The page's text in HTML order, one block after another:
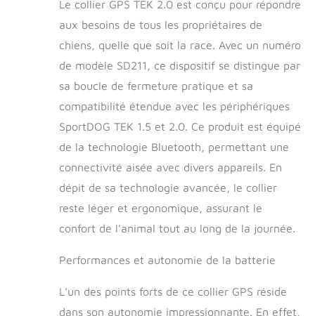
profondeur Pour les
chiens de 3 kg ou
plus avec un cou de
27 cm à 58 cm.
Compatible avec les
systèmes TEK 2.0
Compatible avec les
systèmes TEK 2.0
(TEK-V2LT et TEK-
V2L) et TEK 1.5
(TEK-V1.5LT et TEK-
V1.5L)
Le collier GPS TEK 2.0 est conçu pour répondre
aux besoins de tous les propriétaires de
chiens, quelle que soit la race. Avec un numéro
de modèle SD211, ce dispositif se distingue par
sa boucle de fermeture pratique et sa
compatibilité étendue avec les périphériques
SportDOG TEK 1.5 et 2.0. Ce produit est équipé
de la technologie Bluetooth, permettant une
connectivité aisée avec divers appareils. En
dépit de sa technologie avancée, le collier
reste léger et ergonomique, assurant le
confort de l’animal tout au long de la journée.
Performances et autonomie de la batterie
L’un des points forts de ce collier GPS réside
dans son autonomie impressionnante. En effet,